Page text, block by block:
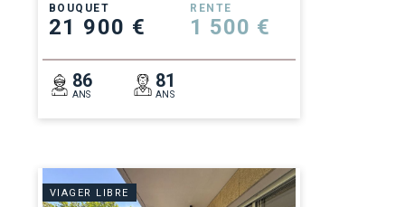
BOUQUET
21 900 €
RENTE
1 500 €
86
ANS
81
ANS
VIAGER LIBRE